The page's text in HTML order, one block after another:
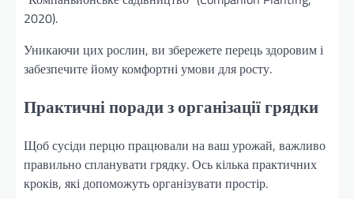
2020).
Уникаючи цих рослин, ви збережете перець здоровим і
забезпечите йому комфортні умови для росту.
Практичні поради з організації грядки
Щоб сусіди перцю працювали на ваш урожай, важливо
правильно спланувати грядку. Ось кілька практичних
кроків, які допоможуть організувати простір.